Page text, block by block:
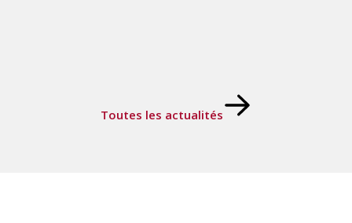
Toutes les actualités